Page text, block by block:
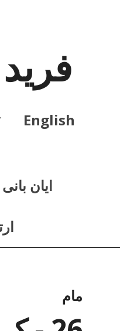
فرید
English
ايان بانی
مام